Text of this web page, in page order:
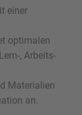
einer
optimalen
, Arbeits-
Materialien
an.